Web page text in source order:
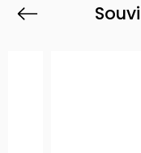
Previous